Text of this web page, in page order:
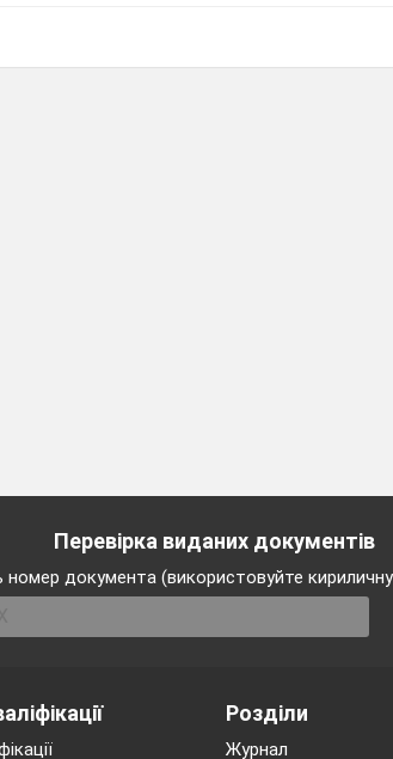
Перевірка виданих документів
номер документа (використовуйте
Розділи
Журнал